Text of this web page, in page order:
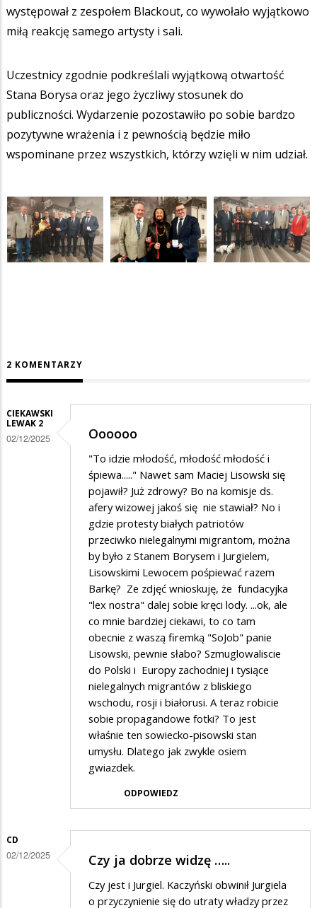
występował z zespołem Blackout, co wywołało wyjątkowo
miłą reakcję samego artysty i sali.
Uczestnicy zgodnie podkreślali wyjątkową otwartość
Stana Borysa oraz jego życzliwy stosunek do
publiczności. Wydarzenie pozostawiło po sobie bardzo
pozytywne wrażenia i z pewnością będzie miło
wspominane przez wszystkich, którzy wzięli w nim udział.
2 KOMENTARZY
CIEKAWSKI
LEWAK 2
02/12/2025 Oooooo
"To idzie młodość, młodość młodość i
śpiewa....." Nawet sam Maciej Lisowski się
pojawił? Już zdrowy? Bo na komisje ds.
afery wizowej jakoś się nie stawiał? No i
gdzie protesty białych patriotów
przeciwko nielegalnymi migrantom, można
by było z Stanem Borysem i Jurgielem,
Lisowskimi Lewocem pośpiewać razem
Barkę? Ze zdjęć wnioskuję, że fundacyjka
"lex nostra" dalej sobie kręci lody. ...ok, ale
co mnie bardziej ciekawi, to co tam
obecnie z waszą firemką "SoJob" panie
Lisowski, pewnie słabo? Szmuglowaliscie
do Polski i Europy zachodniej i tysiące
nielegalnych migrantów z bliskiego
wschodu, rosji i białorusi. A teraz robicie
sobie propagandowe fotki? To jest
właśnie ten sowiecko-pisowski stan
umysłu. Dlatego jak zwykle osiem
gwiazdek.
ODPOWIEDZ
CD
02/12/2025 Czy ja dobrze widzę …..
Czy jest i Jurgiel. Kaczyński obwinił Jurgiela
o przyczynienie się do utraty władzy przez